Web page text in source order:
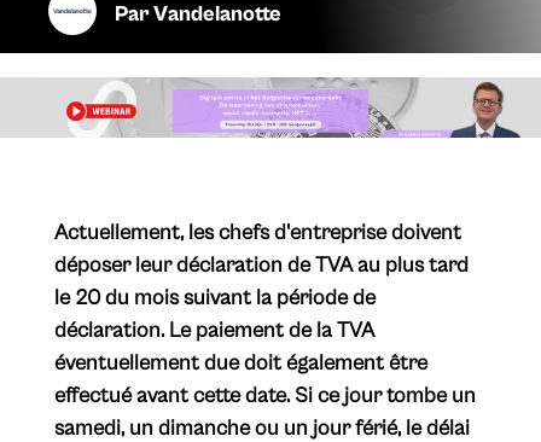
ParVandelanotte
Actuellement, les chefs d'entreprise doivent
déposer leur déclaration de TVA au plus tard
le 20 du mois suivant la période de
déclaration. Le paiement de la TVA
éventuellement due doit également être
effectué avant cette date. Si ce jour tombe un
samedi, un dimanche ou un jour férié, le délai